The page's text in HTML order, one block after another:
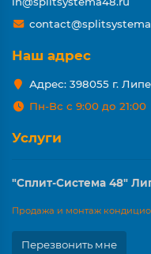
Наш адрес
Адрес: 398055 г.
Пн-Вс с 9:00 до 21:00
Услуги
"Сплит-Система 48"
Продажа и монтаж
Перезвонить мне